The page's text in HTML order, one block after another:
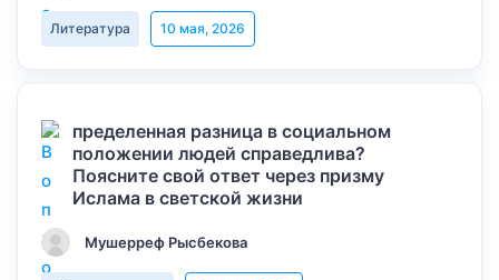
Литература 10 мая, 2026
пределенная разница в социальном
положении людей справедлива?
Поясните свой ответ через призму
Ислама в светской жизни
Мушерреф Рысбекова